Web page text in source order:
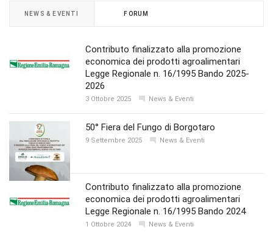
NEWS & EVENTI FORUM
Contributo finalizzato alla promozione
economica dei prodotti agroalimentari
Legge Regionale n. 16/1995 Bando 2025-
2026
3 Ottobre 2025 News & Eventi
50° Fiera del Fungo di Borgotaro
9 Settembre 2025 News & Eventi
Contributo finalizzato alla promozione
economica dei prodotti agroalimentari
Legge Regionale n. 16/1995 Bando 2024
1 Ottobre 2024 News & Eventi